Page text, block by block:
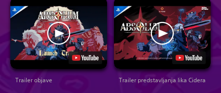
Trailer objave Trailer predstavljanja lika Cidera